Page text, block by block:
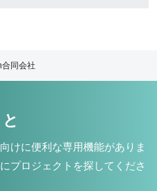
同会社
けに便利な専用機能がありま
プロジェクトを探してくださ